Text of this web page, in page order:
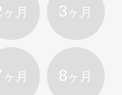
ヶ月 3 ヶ月
ヶ月 8 ヶ月